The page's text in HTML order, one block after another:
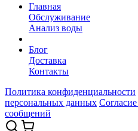
Главная
Обслуживание
Анализ воды
Блог
Доставка
Контакты
Политика конфиденциальности
персональных данных
сообщений